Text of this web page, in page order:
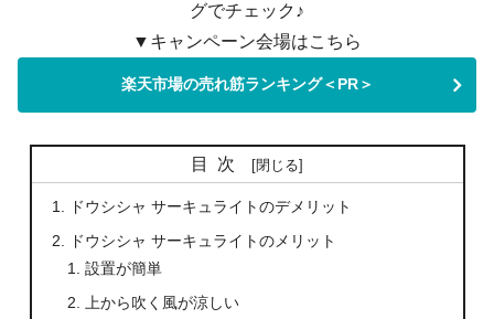
グでチェック♪
▼キャンペーン会場はこちら
楽天市場の売れ筋ランキング＜PR＞
目次
ドウシシャ サーキュライトのデメリット
ドウシシャ サーキュライトのメリット
設置が簡単
上から吹く風が涼しい